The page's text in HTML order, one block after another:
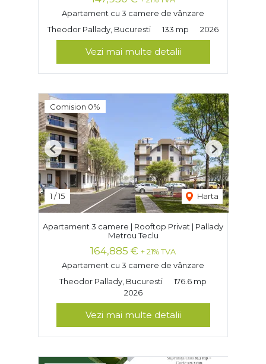
Apartament cu 3 camere de vânzare
Theodor Pallady, Bucuresti
133 mp 2026
Vezi mai multe detalii
Comision 0%
1 /15 Harta
Previous Next
Apartament 3 camere | Rooftop Privat | Pallady
Metrou Teclu
164,885 € + 21% TVA
Apartament cu 3 camere de vânzare
Theodor Pallady, Bucuresti
176.6 mp
2026
Vezi mai multe detalii